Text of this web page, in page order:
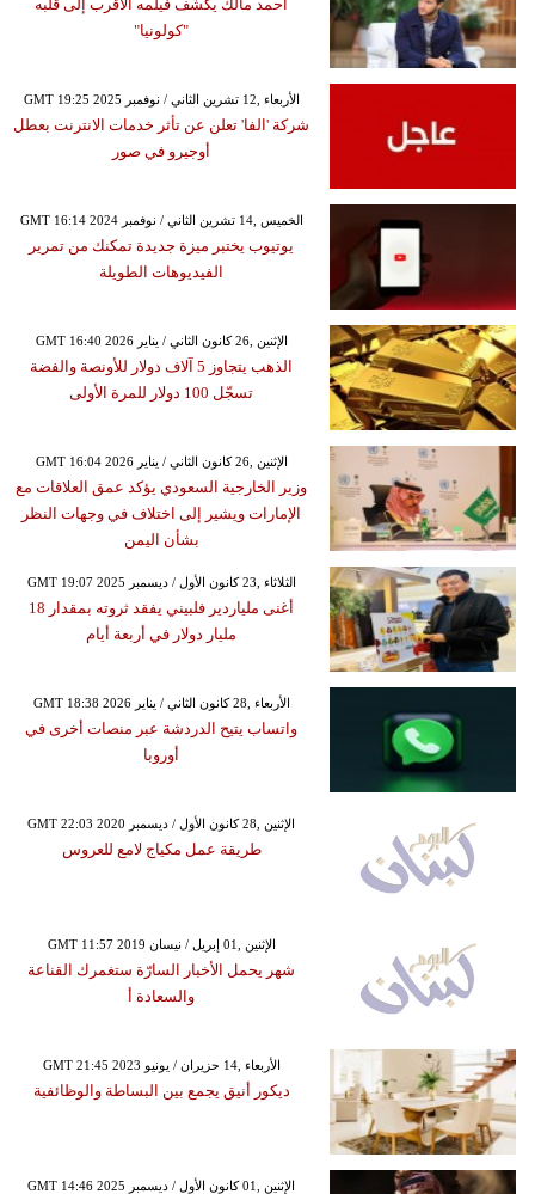
أحمد مالك يكشف فيلمه الأقرب إلى قلبه
"كولونيا"
GMT 19:25 2025 الأربعاء ,12 تشرين الثاني / نوفمبر
شركة 'الفا' تعلن عن تأثر خدمات الانترنت بعطل
أوجيرو في صور
GMT 16:14 2024 الخميس ,14 تشرين الثاني / نوفمبر
يوتيوب يختبر ميزة جديدة تمكنك من تمرير
الفيديوهات الطويلة
GMT 16:40 2026 الإثنين ,26 كانون الثاني / يناير
الذهب يتجاوز 5 آلاف دولار للأونصة والفضة
تسجّل 100 دولار للمرة الأولى
GMT 16:04 2026 الإثنين ,26 كانون الثاني / يناير
وزير الخارجية السعودي يؤكد عمق العلاقات مع
الإمارات ويشير إلى اختلاف في وجهات النظر
بشأن اليمن
GMT 19:07 2025 الثلاثاء ,23 كانون الأول / ديسمبر
أغنى ملياردير فلبيني يفقد ثروته بمقدار 18
مليار دولار في أربعة أيام
GMT 18:38 2026 الأربعاء ,28 كانون الثاني / يناير
واتساب يتيح الدردشة عبر منصات أخرى في
أوروبا
GMT 22:03 2020 الإثنين ,28 كانون الأول / ديسمبر
طريقة عمل مكياج لامع للعروس
GMT 11:57 2019 الإثنين ,01 إبريل / نيسان
شهر يحمل الأخبار السارّة ستغمرك القناعة
والسعادة أ
GMT 21:45 2023 الأربعاء ,14 حزيران / يونيو
ديكور أنيق يجمع بين البساطة والوظائفية
GMT 14:46 2025 الإثنين ,01 كانون الأول / ديسمبر